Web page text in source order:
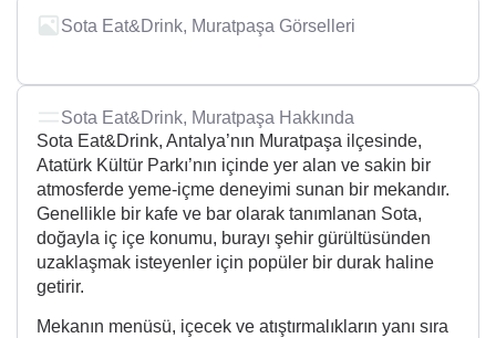
Sota Eat&Drink, Muratpaşa Görselleri
Sota Eat&Drink, Muratpaşa Hakkında
Sota Eat&Drink, Antalya’nın Muratpaşa ilçesinde,
Atatürk Kültür Parkı’nın içinde yer alan ve sakin bir
atmosferde yeme-içme deneyimi sunan bir mekandır.
Genellikle bir kafe ve bar olarak tanımlanan Sota,
doğayla iç içe konumu, burayı şehir gürültüsünden
uzaklaşmak isteyenler için popüler bir durak haline
getirir.
Mekanın menüsü, içecek ve atıştırmalıkların yanı sıra